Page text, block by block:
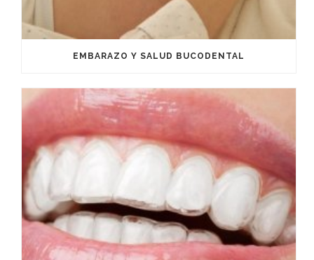
EMBARAZO Y SALUD BUCODENTAL